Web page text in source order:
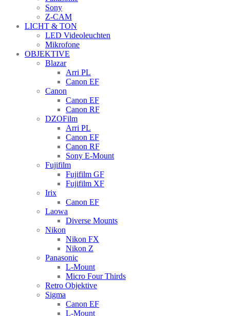
Sony
Z-CAM
LICHT & TON
LED Videoleuchten
Mikrofone
OBJEKTIVE
Blazar
Arri PL
Canon EF
Canon
Canon EF
Canon RF
DZOFilm
Arri PL
Canon EF
Canon RF
Sony E-Mount
Fujifilm
Fujifilm GF
Fujifilm XF
Irix
Canon EF
Laowa
Diverse Mounts
Nikon
Nikon FX
Nikon Z
Panasonic
L-Mount
Micro Four Thirds
Retro Objektive
Sigma
Canon EF
L-Mount